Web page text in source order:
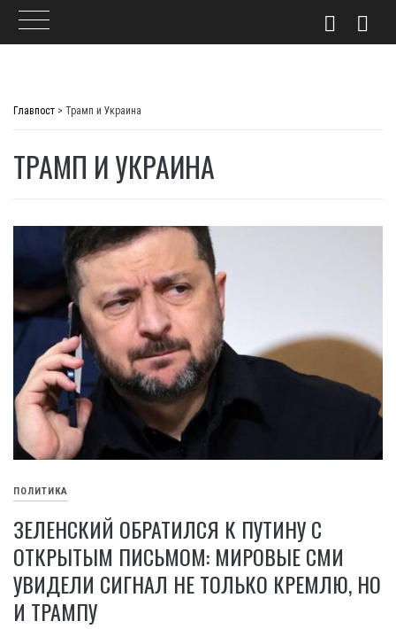
Главпост > Трамп и Украина
ТРАМП И УКРАИНА
ПОЛИТИКА
ЗЕЛЕНСКИЙ ОБРАТИЛСЯ К ПУТИНУ С
ОТКРЫТЫМ ПИСЬМОМ: МИРОВЫЕ СМИ
УВИДЕЛИ СИГНАЛ НЕ ТОЛЬКО КРЕМЛЮ, НО
И ТРАМПУ